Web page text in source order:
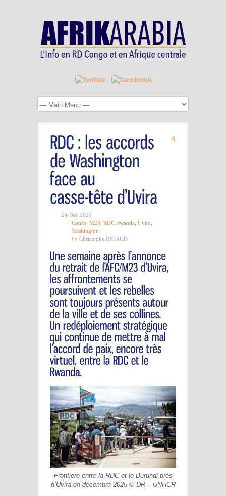
4
24 Déc 2025
Confo M23 RDC rwanda Uvira
Washington
by Christophe RIGAUD
Frontière entre la RDC et le Burundi près
d’Uvira en décembre 2025 © DR – UNHCR